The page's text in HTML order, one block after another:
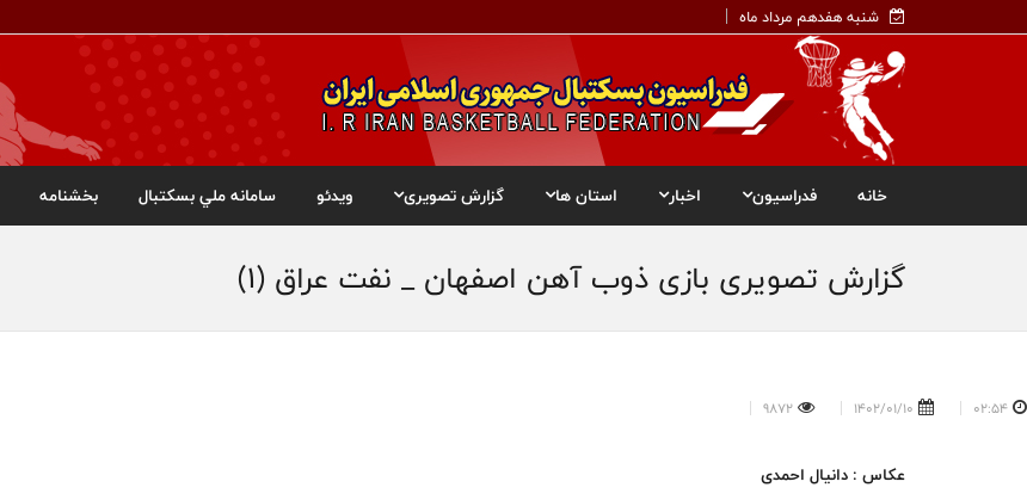
شنبه هفدهم مرداد ماه
خانه فدراسیون اخبار استان ها گزارش تصویری ویدئو سامانه ملي بسکتبال بخشنامه
گزارش تصویری بازی ذوب آهن اصفهان _ نفت عراق (۱)
02:54
1402/01/10
9872
عکاس : دانیال احمدی